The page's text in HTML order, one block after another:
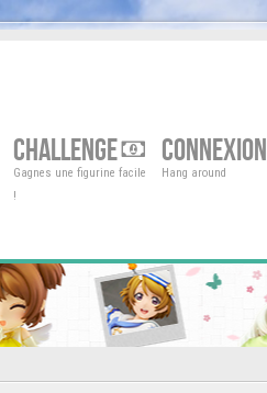
CHALLENGE
Gagnes une figurine facile
!
CONNEXION
Hang around